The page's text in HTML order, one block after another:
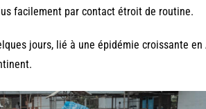
facilement par contact étroit de routine.
jours, lié à une épidémie croissante en